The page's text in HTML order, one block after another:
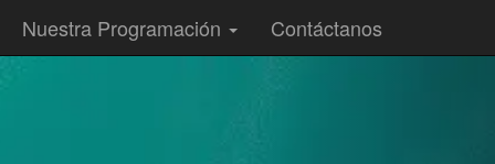
Nuestra Programación Contáctanos